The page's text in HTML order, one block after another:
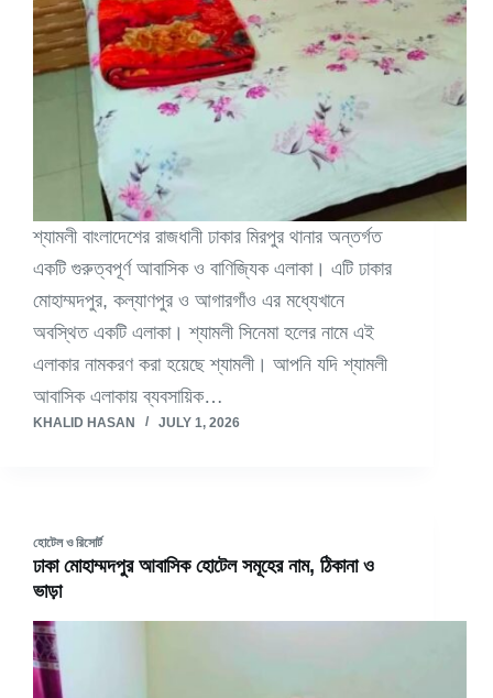
শ্যামলী বাংলাদেশের রাজধানী ঢাকার মিরপুর থানার অন্তর্গত
একটি গুরুত্বপূর্ণ আবাসিক ও বাণিজ্যিক এলাকা। এটি ঢাকার
মোহাম্মদপুর, কল্যাণপুর ও আগারগাঁও এর মধ্যেখানে
অবস্থিত একটি এলাকা। শ্যামলী সিনেমা হলের নামে এই
এলাকার নামকরণ করা হয়েছে শ্যামলী। আপনি যদি শ্যামলী
আবাসিক এলাকায় ব্যবসায়িক…
KHALID HASAN JULY 1, 2026
হোটেল ও রিসোর্ট
ঢাকা মোহাম্মদপুর আবাসিক হোটেল সমূহের নাম, ঠিকানা ও
ভাড়া